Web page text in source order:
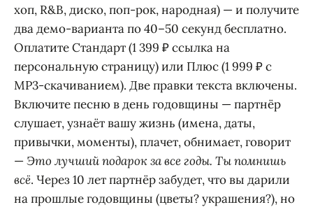
хоп, R&B, диско, поп-рок, народная) — и получите
два демо-варианта по 40–50 секунд бесплатно.
Оплатите Стандарт (1 399 ₽ ссылка на
персональную страницу) или Плюс (1 999 ₽ с
MP3-скачиванием). Две правки текста включены.
Включите песню в день годовщины — партнёр
слушает, узнаёт вашу жизнь (имена, даты,
привычки, моменты), плачет, обнимает, говорит
—Это лучший подарок за все годы. Ты помнишь
всё. Через 10 лет партнёр забудет, что вы дарили
на прошлые годовщины (цветы? украшения?), но